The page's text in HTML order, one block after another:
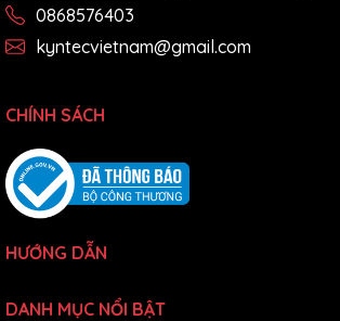
lượng phun lớn, bình chứa 1200ml và thiết kế
phủ thực tế.
cho công việc sơn sửa, hoàn thiện bề mặt
máy phun sơn cầm tay hiện nay.
Kyntec Power Tools – Bền bỉ cho công việc
0868576403
kyntecvietnam@gmail.com
CHÍNH SÁCH
HƯỚNG DẪN
DANH MỤC NỔI BẬT